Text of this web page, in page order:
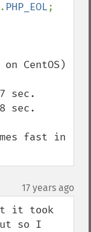
. PHP_EOL;
CentOS)
sec.
sec.
fast in
17 years ago
it took
so I